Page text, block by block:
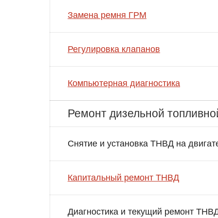
Замена ремня ГРМ
Регулировка клапанов
Компьютерная диагностика
Ремонт дизельной
Снятие и установка ТНВД на
Капитальный ремонт ТНВД
Диагностика и текущий ремонт